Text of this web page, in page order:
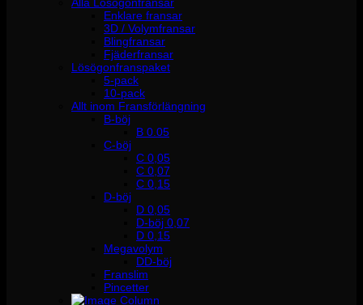
Enklare fransar
3D / Volymfransar
Blingfransar
Fjäderfransar
Lösögonfranspaket
5-pack
10-pack
Allt inom Fransförlängning
B-böj
B 0.05
C-böj
C 0,05
C 0,07
C 0,15
D-böj
D 0,05
D-böj 0,07
D 0,15
Megavolym
DD-böj
Franslim
Pincetter